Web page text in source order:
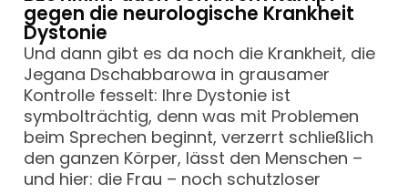
gegen die neurologische Krankheit
Dystonie
Und dann gibt es da noch die Krankheit, die
Jegana Dschabbarowa in grausamer
Kontrolle fesselt: Ihre Dystonie ist
symbolträchtig, denn was mit Problemen
beim Sprechen beginnt, verzerrt schließlich
den ganzen Körper, lässt den Menschen –
und hier: die Frau – noch schutzloser